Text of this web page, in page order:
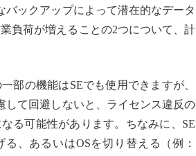
ックアップによって潜在的なデータ
負荷が増えることの2つについて、計
部の機能はSEでも使用できますが、
して回避しないと、ライセンス違反の
る可能性があります。ちなみに、SE
、あるいはOSを切り替える（例：